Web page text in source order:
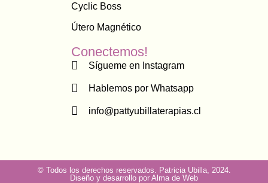
Cyclic Boss
Útero Magnético
Conectemos!
Sígueme en Instagram
Hablemos por Whatsapp
info@pattyubillaterapias.cl
© Todos los derechos reservados. Patricia Ubilla, 2024.
Diseño y desarrollo por Alma de Web